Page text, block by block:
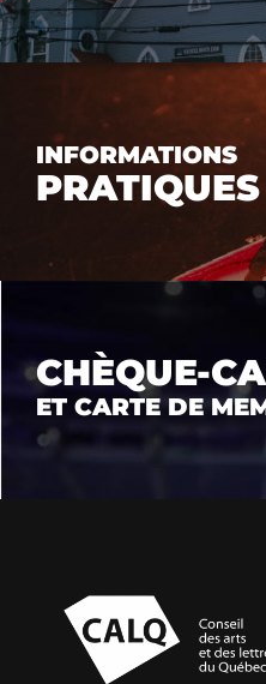
INFORMATIONS
PRATIQUES
CHÈQUE-
ET CARTE DE